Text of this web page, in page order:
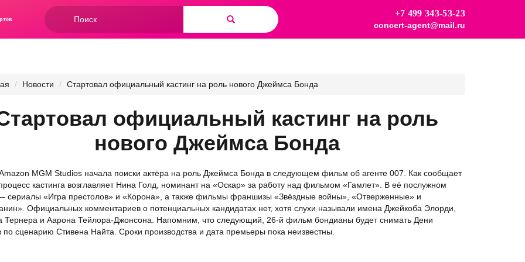
Форма
поиска
+7 499 343-53-23
concert-agent@mail.ru
Новости Стартовал официальный кастинг на роль нового Джеймса Бонда
официальный кастинг на роль
нового Джеймса Бонда
MGM Studios начала поиски актёра на роль Джеймса Бонда в следующем фильм об агенте 007. Как сообщает
кастинга возглавляет Нина Голд, номинант на «Оскар» за работу над фильмом «Гамлет». В её послужном
сериалы «Игра престолов» и «Корона», а также фильмы франшизы «Звёздные войны», «Отверженные» и
Официальных комментариев о потенциальных кандидатах нет, хотя слухи называли имена Джейкоба Элорди,
Тернера и Аарона Тейлора-Джонсона. Напомним, что следующий, 26-й фильм бондианы будет снимать Дени
по сценарию Стивена Найта. Сроки производства и дата премьеры пока неизвестны.